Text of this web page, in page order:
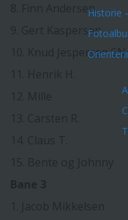
Historie
8. Finn
9. Gert
10. Knud Jespersen
11. Henrik
12. Mille
13. Carsten
14. Claus
15. Bente og
1. Jacob